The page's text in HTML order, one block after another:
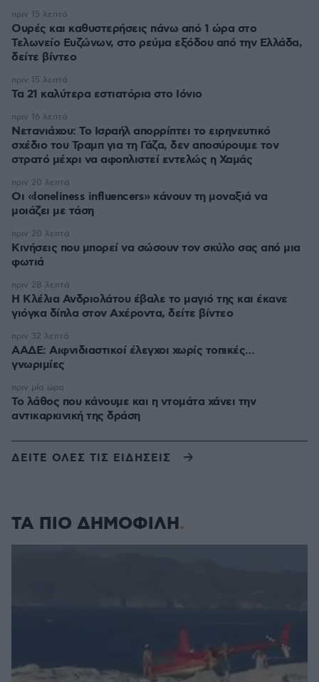
Ουρές και καθυστερήσεις πάνω από 1 ώρα στο
Τελωνείο Ευζώνων, στο ρεύμα εξόδου από την Ελλάδα,
δείτε βίντεο
πριν 15 λεπτά
Τα 21 καλύτερα εστιατόρια στο Ιόνιο
πριν 15 λεπτά
Νετανιάχου: Το Ισραήλ απορρίπτει το ειρηνευτικό
σχέδιο του Τραμπ για τη Γάζα, δεν αποσύρουμε τον
στρατό μέχρι να αφοπλιστεί εντελώς η Χαμάς
πριν 16 λεπτά
Οι «loneliness influencers» κάνουν τη μοναξιά να
μοιάζει με τάση
πριν 20 λεπτά
Κινήσεις που μπορεί να σώσουν τον σκύλο σας από μια
φωτιά
πριν 20 λεπτά
Η Κλέλια Ανδριολάτου έβαλε το μαγιό της και έκανε
γιόγκα δίπλα στον Αχέροντα, δείτε βίντεο
πριν 28 λεπτά
ΑΑΔΕ: Αιφνιδιαστικοί έλεγχοι χωρίς τοπικές…
γνωριμίες
πριν 32 λεπτά
Το λάθος που κάνουμε και η ντομάτα χάνει την
αντικαρκινική της δράση
πριν μία ώρα
ΔΕΙΤΕ ΟΛΕΣ ΤΙΣ ΕΙΔΗΣΕΙΣ
ΤΑ ΠΙΟ ΔΗΜΟΦΙΛΗ